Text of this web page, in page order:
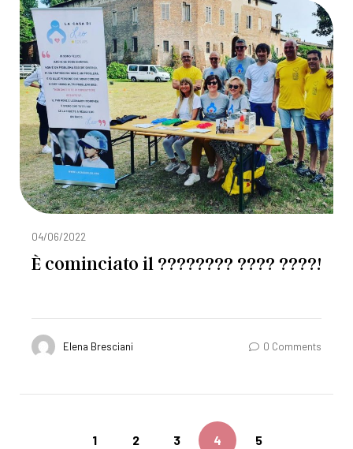
04/06/2022
È cominciato il ???????? ???? ????!
Elena Bresciani 0 Comments
1 2 3 4 5